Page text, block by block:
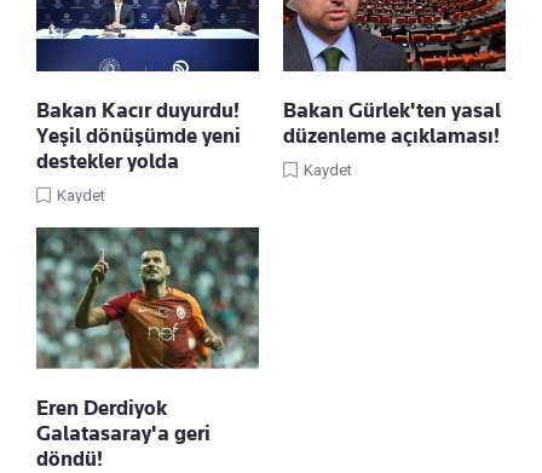
Bakan Kacır duyurdu!
Yeşil dönüşümde yeni
destekler yolda
Kaydet
Bakan Gürlek'ten yasal
düzenleme açıklaması!
Kaydet
Eren Derdiyok
Galatasaray'a geri
döndü!